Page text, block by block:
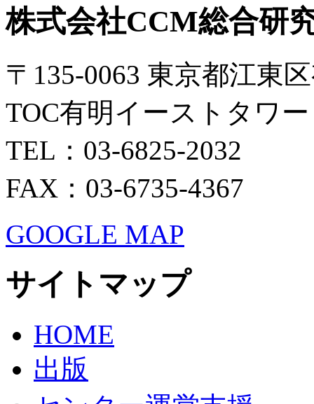
株式会社CCM総合研
〒135-0063 東京都江東
TOC有明イーストタワ
TEL：03-6825-2032
FAX：03-6735-4367
GOOGLE MAP
サイトマップ
HOME
出版